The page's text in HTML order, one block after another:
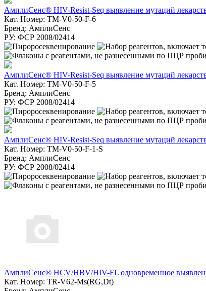
АмплиСенс® HIV-Resist-Seq выявление мутаций
Кат. Номер: TM-V0-50-F-6
Бренд: АмплиСенс
РУ: ФСР 2008/02414
АмплиСенс® HIV-Resist-Seq выявление мутаций
Кат. Номер: TM-V0-50-F-5
Бренд: АмплиСенс
РУ: ФСР 2008/02414
АмплиСенс® HIV-Resist-Seq выявление мутаций
Кат. Номер: TM-V0-50-F-1-S
Бренд: АмплиСенс
РУ: ФСР 2008/02414
АмплиСенс® HCV/HBV/HIV-FL одновременное
Кат. Номер: TR-V62-Ms(RG,Dt)